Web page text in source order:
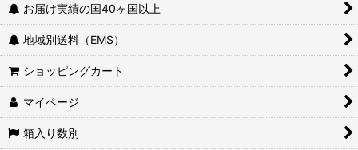
お届け実績の国40ヶ国以上
地域別送料（EMS）
ショッピングカート
マイページ
箱入り数別